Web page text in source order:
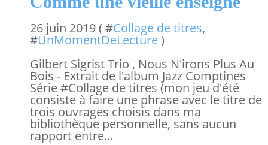
26 juin 2019 ( #Collage de titres,
#UnMomentDeLecture )
Gilbert Sigrist Trio , Nous N'irons Plus Au
Bois - Extrait de l'album Jazz Comptines
Série #Collage de titres (mon jeu d'été
consiste à faire une phrase avec le titre de
trois ouvrages choisis dans ma
bibliothèque personnelle, sans aucun
rapport entre...